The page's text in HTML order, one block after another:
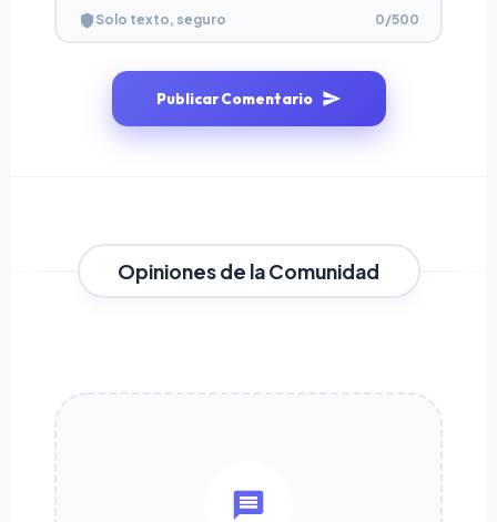
Solo texto, seguro 0/500
Publicar Comentario
Opiniones de la Comunidad